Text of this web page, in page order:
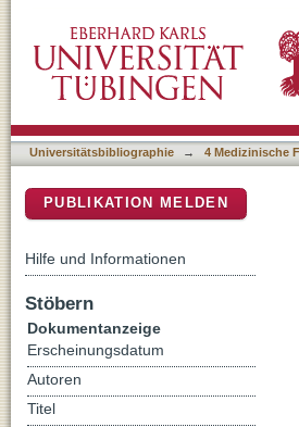
Universitätsbibliographie → 4 Medizinische
PUBLIKATION MELDEN
Hilfe und Informationen
Stöbern
Dokumentanzeige
Erscheinungsdatum
Autoren
Titel